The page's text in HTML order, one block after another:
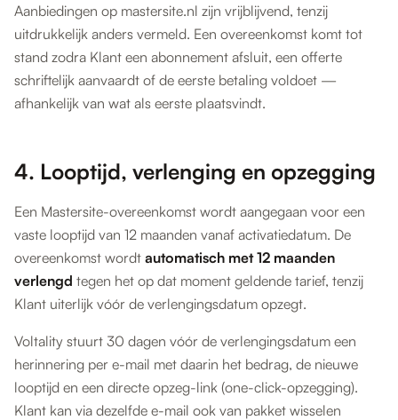
Aanbiedingen op mastersite.nl zijn vrijblijvend, tenzij
uitdrukkelijk anders vermeld. Een overeenkomst komt tot
stand zodra Klant een abonnement afsluit, een offerte
schriftelijk aanvaardt of de eerste betaling voldoet —
afhankelijk van wat als eerste plaatsvindt.
4. Looptijd, verlenging en opzegging
Een Mastersite-overeenkomst wordt aangegaan voor een
vaste looptijd van 12 maanden vanaf activatiedatum. De
overeenkomst wordt automatisch met 12 maanden
verlengd tegen het op dat moment geldende tarief, tenzij
Klant uiterlijk vóór de verlengings­datum opzegt.
Voltality stuurt 30 dagen vóór de verlengings­datum een
herinnering per e-mail met daarin het bedrag, de nieuwe
looptijd en een directe opzeg-link (one-click-opzegging).
Klant kan via dezelfde e-mail ook van pakket wisselen